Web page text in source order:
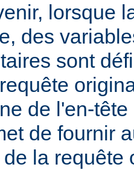
lorsque
des
sont
de l'en-
de fournir
la requête